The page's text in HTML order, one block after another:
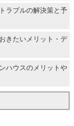
ラブルの解決策と予
きたいメリット・デ
ハウスのメリットや